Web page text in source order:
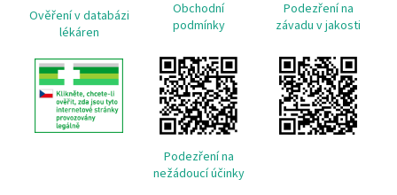
Ověření v databázi
lékáren
Obchodní
podmínky
Podezření na
závadu v jakosti
Podezření na
nežádoucí účinky